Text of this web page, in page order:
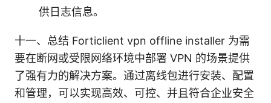
供日志信息。
十一、总结 Forticlient vpn offline installer 为需
要在断网或受限网络环境中部署 VPN 的场景提供
了强有力的解决方案。通过离线包进行安装、配置
和管理，可以实现高效、可控、并且符合企业安全